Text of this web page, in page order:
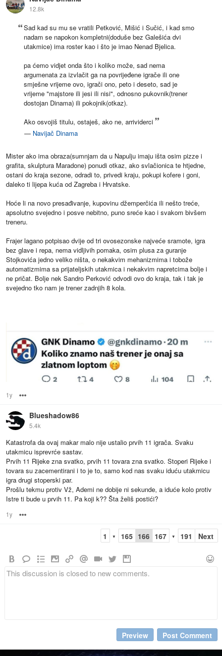
12.8k
Sad kad su mu se vratili Petković, Mišić i Sučić, i kad smo
nadam se napokon kompletni(doduše bez Galešića dvi
utakmice) ima roster kao i što je imao Nenad Bjelica.
pa ćemo vidjet onda što i koliko može, sad nema
argumenata za izvlačit ga na povrijeđene igrače ili one
smješne vrijeme ovo, igrači ono, peto i deseto, sad je
vrijeme "majstore ili jesi ili nisi", odnosno pukovnik(trener
dostojan Dinama) ili pokojnik(otkaz).
Ako osvojiš titulu, ostaješ, ako ne, arrividerci
— Navijač Dinama
Mister ako ima obraza(sumnjam da u Napulju imaju išta osim pizze i
grafita, skulptura Maradone) ponudi otkaz, ako svlačionica te htjedne,
ostani do kraja sezone, odradi to, privedi kraju, pokupi kofere i goni,
daleko ti lijepa kuća od Zagreba i Hrvatske.
Hoće li na novo presađivanje, kupovinu džemperčića ili nešto treće,
apsolutno svejedno i posve nebitno, puno sreće kao i svakom bivšem
treneru.
Frajer lagano potpisao dvije od tri ovosezonske najveće sramote, igra
bez glave i repa, nema vidljivih pomaka, osim plusa za guranje
Stojkovića jedno veliko ništa, o nekakvim mehanizmima i tobože
automatizmima sa prijateljskih utakmica i nekakvim napretcima bolje i
ne pričat. Bolje nek Sandro Perković odvodi ovo do kraja, tak i tak je
svejedno tko nam je trener zadnjih 8 kola.
1y
Blueshadow86
5.4k
Katastrofa da ovaj makar malo nije ustalio prvih 11 igrača. Svaku
utakmicu isprevrće sastav.
Prvih 11 Rijeke zna svatko, prvih 11 tovara zna svatko. Stoperi Rijeke i
tovara su zacementirani i to je to, samo kod nas svaku iduću utakmicu
igra drugi stoperski par.
Prošlu tekmu protiv Vž, Ademi ne dobije ni sekunde, a iduće kolo protiv
Istre ti bude u prvih 11. Pa koji k?? Šta želiš postići?
1y
1 ▼ 165 166 167 ▼ 191 Next